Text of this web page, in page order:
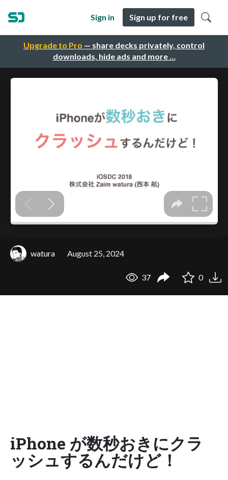
Upgrade to Pro — share decks privately, control
downloads, hide ads and more …
Sign in Sign up for free
watura August 25, 2024
37 0
iPhone が数秒おきにクラ
ッシュするんだけど！